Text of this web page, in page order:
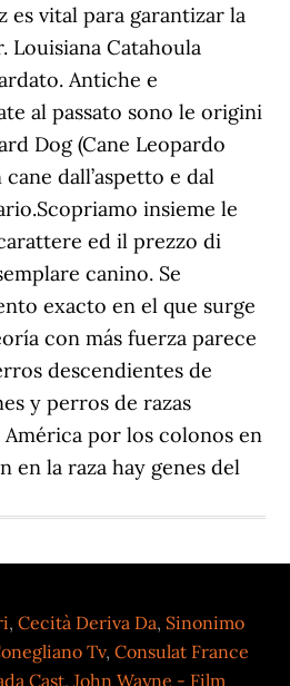
,Cecità Deriva Da, Sinonimo
Tv,Consulat France
Cast,John Wayne - Film